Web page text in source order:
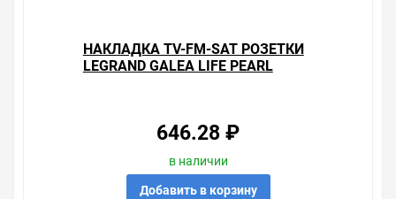
НАКЛАДКА TV-FM-SAT РОЗЕТКИ
LEGRAND GALEA LIFE PEARL
646.28 ₽
в наличии
Добавить в корзину